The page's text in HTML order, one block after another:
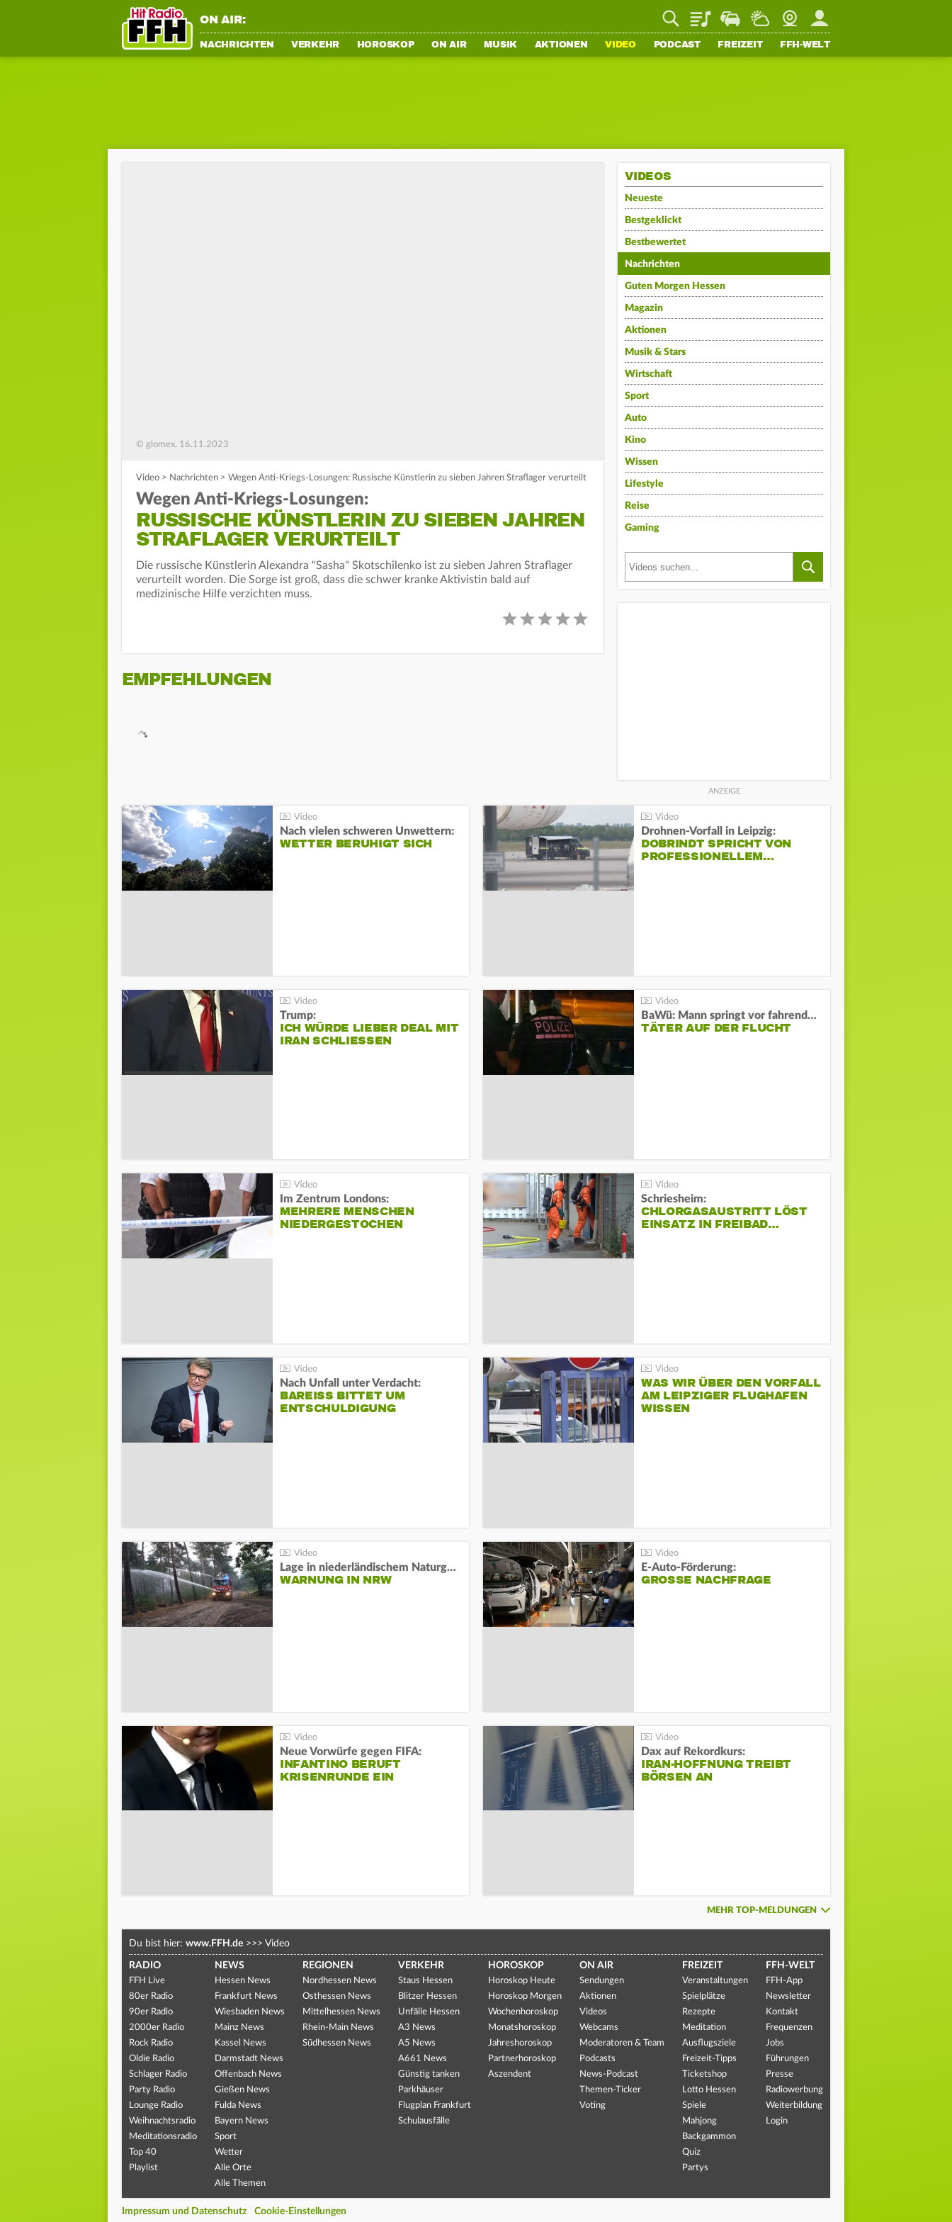
ON AIR: PlaylistStaupilotWetterWebcamMein FFH
NACHRICHTEN VERKEHR HOROSKOP ON AIR MUSIK AKTIONEN VIDEO PODCAST FREIZEIT FFH-WELT
© glomex, 16.11.2023
Video > Nachrichten > Wegen Anti-Kriegs-Losungen: Russische Künstlerin zu sieben Jahren Straflager verurteilt
Wegen Anti-Kriegs-Losungen:
RUSSISCHE KÜNSTLERIN ZU SIEBEN JAHREN
STRAFLAGER VERURTEILT
Die russische Künstlerin Alexandra "Sasha" Skotschilenko ist zu sieben Jahren Straflager
verurteilt worden. Die Sorge ist groß, dass die schwer kranke Aktivistin bald auf
medizinische Hilfe verzichten muss.
EMPFEHLUNGEN
VIDEOS
Neueste
Bestgeklickt
Bestbewertet
Nachrichten
Guten Morgen Hessen
Magazin
Aktionen
Musik & Stars
Wirtschaft
Sport
Auto
Kino
Wissen
Lifestyle
Reise
Gaming
Nach vielen schweren Unwettern:
WETTER BERUHIGT SICH
Drohnen-Vorfall in Leipzig:
DOBRINDT SPRICHT VON
PROFESSIONELLEM…
Trump:
ICH WÜRDE LIEBER DEAL MIT
IRAN SCHLIESSEN
BaWü: Mann springt vor fahrendes Auto und schießt
TÄTER AUF DER FLUCHT
Im Zentrum Londons:
MEHRERE MENSCHEN
NIEDERGESTOCHEN
Schriesheim:
CHLORGASAUSTRITT LÖST
EINSATZ IN FREIBAD…
Nach Unfall unter Verdacht:
BAREISS BITTET UM E
NTSCHULDIGUNG
WAS WIR ÜBER DEN VORFALL
AM LEIPZIGER FLUGHAFEN
WISSEN
Lage in niederländischem Naturgebiet stabil
WARNUNG IN NRW
E-Auto-Förderung:
GROSSE NACHFRAGE
Neue Vorwürfe gegen FIFA:
INFANTINO BERUFT
KRISENRUNDE EIN
Dax auf Rekordkurs:
IRAN-HOFFNUNG TREIBT
BÖRSEN AN
MEHR TOP-MELDUNGEN
Du bist hier: www.FFH.de >>> Video
RADIO
FFH Live
80er Radio
90er Radio
2000er Radio
Rock Radio
Oldie Radio
Schlager Radio
Party Radio
Lounge Radio
Weihnachtsradio
Meditationsradio
Top 40
Playlist
NEWS
Hessen News
Frankfurt News
Wiesbaden News
Mainz News
Kassel News
Darmstadt News
Offenbach News
Gießen News
Fulda News
Bayern News
Sport
Wetter
Alle Orte
Alle Themen
REGIONEN
Nordhessen News
Osthessen News
Mittelhessen News
Rhein-Main News
Südhessen News
VERKEHR
Staus Hessen
Blitzer Hessen
Unfälle Hessen
A3 News
A5 News
A661 News
Günstig tanken
Parkhäuser
Flugplan Frankfurt
Schulausfälle
HOROSKOP
Horoskop Heute
Horoskop Morgen
Wochenhoroskop
Monatshoroskop
Jahreshoroskop
Partnerhoroskop
Aszendent
ON AIR
Sendungen
Aktionen
Videos
Webcams
Moderatoren & Team
Podcasts
News-Podcast
Themen-Ticker
Voting
FREIZEIT
Veranstaltungen
Spielplätze
Rezepte
Meditation
Ausflugsziele
Freizeit-Tipps
Ticketshop
Lotto Hessen
Spiele
Mahjong
Backgammon
Quiz
Partys
FFH-WELT
FFH-App
Newsletter
Kontakt
Frequenzen
Jobs
Führungen
Presse
Radiowerbung
Weiterbildung
Login
Impressum und Datenschutz Cookie-Einstellungen